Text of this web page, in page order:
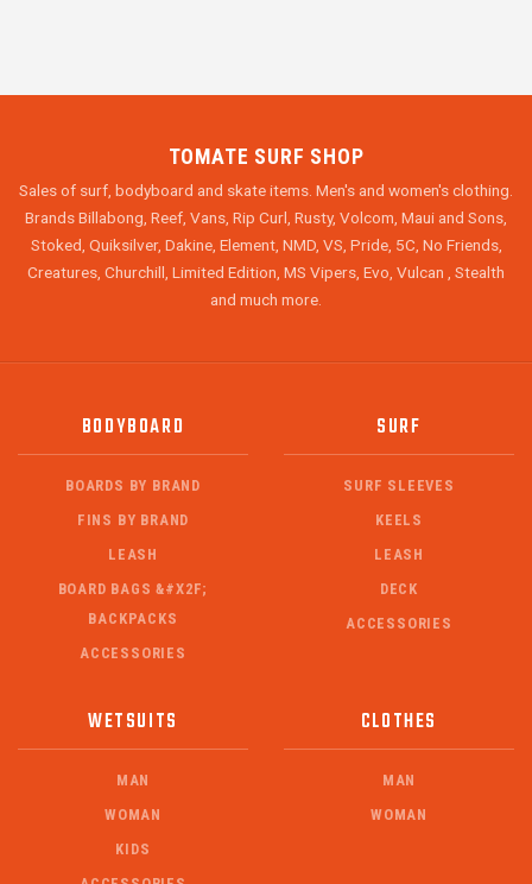
TOMATE SURF SHOP
Sales of surf, bodyboard and skate items. Men's and women's clothing.
Brands Billabong, Reef, Vans, Rip Curl, Rusty, Volcom, Maui and Sons,
Stoked, Quiksilver, Dakine, Element, NMD, VS, Pride, 5C, No Friends,
Creatures, Churchill, Limited Edition, MS Vipers, Evo, Vulcan , Stealth
and much more.
BODYBOARD
BOARDS BY BRAND
FINS BY BRAND
LEASH
BOARD BAGS &#X2F;
BACKPACKS
ACCESSORIES
SURF
SURF SLEEVES
KEELS
LEASH
DECK
ACCESSORIES
WETSUITS
MAN
WOMAN
KIDS
CLOTHES
MAN
WOMAN